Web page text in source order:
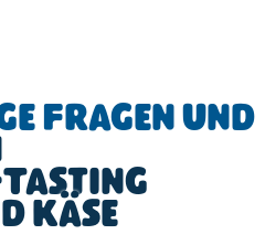
Fragen und
Käse